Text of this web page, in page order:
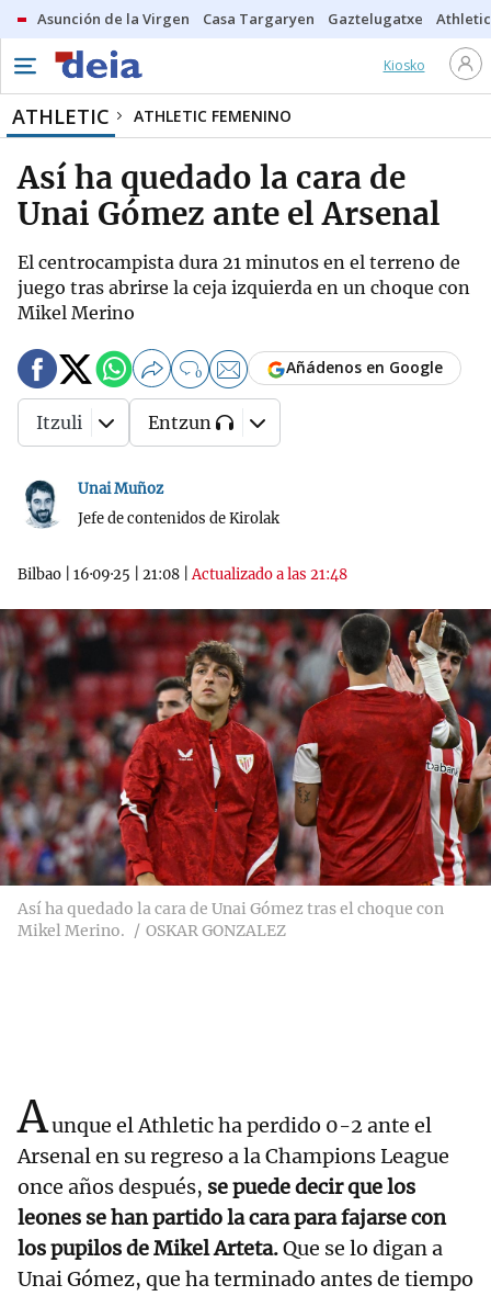
Asunción de la Virgen Casa Targaryen Gaztelugatxe Athletic
Kiosko
ATHLETIC ATHLETIC FEMENINO
Así ha quedado la cara de
Unai Gómez ante el Arsenal
El centrocampista dura 21 minutos en el terreno de
juego tras abrirse la ceja izquierda en un choque con
Mikel Merino
Unai Muñoz
Jefe de contenidos de Kirolak
Bilbao 16·09·25 21:08 |Actualizado a las 21:48
0 Añádenos en Google
Itzuli Entzun
Así ha quedado la cara de Unai Gómez tras el choque con
Mikel Merino.
OSKAR GONZALEZ
Aunque el Athletic ha perdido 0-2 ante el
Arsenal en su regreso a la Champions League
once años después, se puede decir que los
leones se han partido la cara para fajarse con
los pupilos de Mikel Arteta.Que se lo digan a
Unai Gómez, que ha terminado antes de tiempo